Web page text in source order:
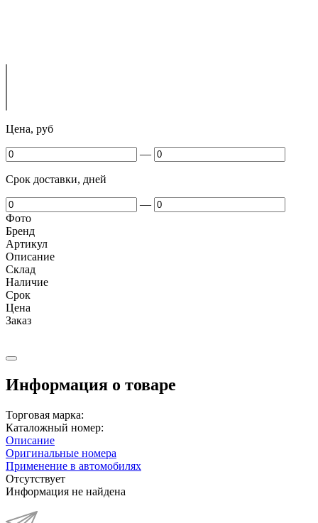
Цена, руб
—
Срок доставки, дней
—
Фото
Бренд
Артикул
Описание
Cклад
Наличие
Срок
Цена
Заказ
Информация о товаре
Торговая марка:
Каталожный номер:
Описание
Оригинальные номера
Применение в автомобилях
Отсутствует
Информация не найдена